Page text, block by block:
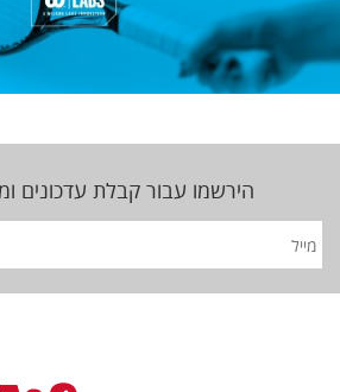
הירשמו עבור קבלת עדכונים